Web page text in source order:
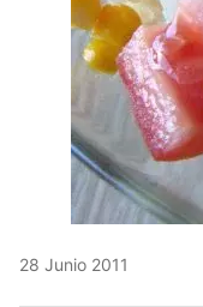
28 Junio 2011